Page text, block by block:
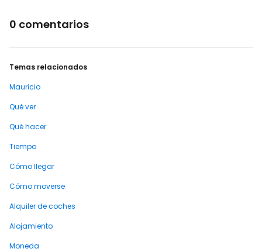
0 comentarios
Temas relacionados
Mauricio
Qué ver
Qué hacer
Tiempo
Cómo llegar
Cómo moverse
Alquiler de coches
Alojamiento
Moneda